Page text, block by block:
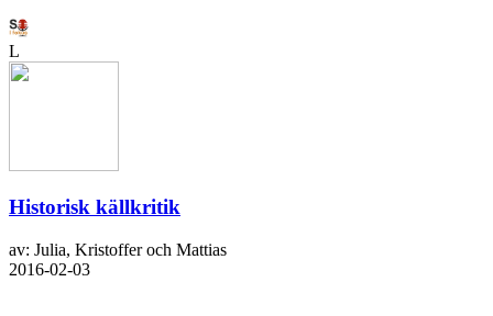
L
Historisk källkritik
av: Julia, Kristoffer och Mattias
2016-02-03